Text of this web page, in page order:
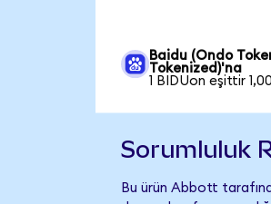
Baidu (Ondo
Tokenized)'na
1 BIDUon eşittir
Sorumluluk
Bu ürün Abbott